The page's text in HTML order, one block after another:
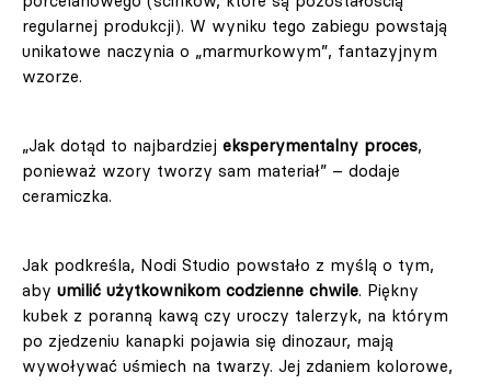
regularnej produkcji). W wyniku tego zabiegu powstają
unikatowe naczynia o „marmurkowym”, fantazyjnym
wzorze.
„Jak dotąd to najbardziej eksperymentalny proces,
ponieważ wzory tworzy sam materiał” – dodaje
ceramiczka.
Jak podkreśla, Nodi Studio powstało z myślą o tym,
aby umilić użytkownikom codzienne chwile. Piękny
kubek z poranną kawą czy uroczy talerzyk, na którym
po zjedzeniu kanapki pojawia się dinozaur, mają
wywoływać uśmiech na twarzy. Jej zdaniem kolorowe,